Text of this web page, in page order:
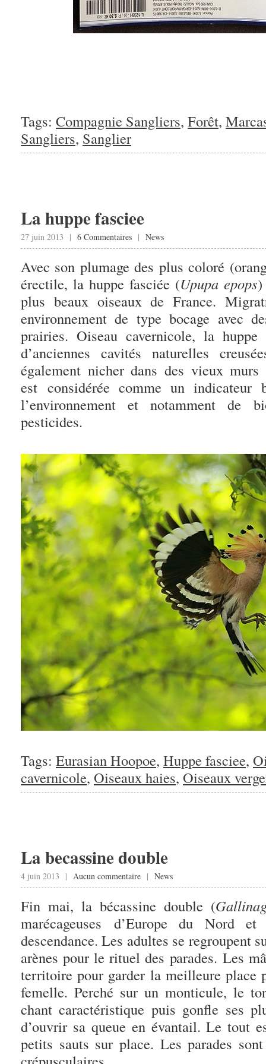
Tags: Compagnie Sangliers, Forêt,
Sangliers, Sanglier
La huppe fasciee
27 juin 2013 | 6 Commentaires | News
Avec son plumage des plus coloré
érectile, la huppe fasciée (Upupa epops
plus beaux oiseaux de France.
environnement de type bocage avec
prairies. Oiseau cavernicole, la
d’anciennes cavités naturelles
également nicher dans des vieux
est considérée comme un
l’environnement et notamment de
pesticides.
Tags: Eurasian Hoopoe, Huppe fasciee,
cavernicole, Oiseaux haies, Oiseaux
La becassine double
4 juin 2013 | Aucun commentaire | News
Fin mai, la bécassine double (
marécageuses d’Europe du Nord
descendance. Les adultes se regroupent
arènes pour le rituel des parades. Les
territoire pour garder la meilleure place
femelle. Perché sur un monticule, le
chant caractéristique puis gonfle ses
d’ouvrir sa queue en évantail. Le tout
petits sauts sur place. Les parades